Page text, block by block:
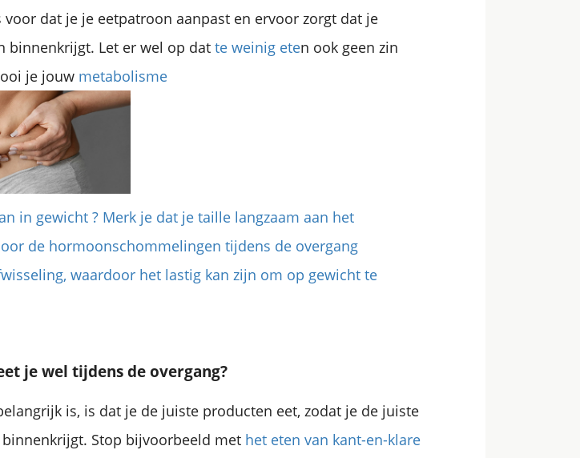
voor dat je je eetpatroon aanpast en ervoor zorgt dat je
binnenkrijgt. Let er wel op dat te weinig eten ook geen zin
je jouw metabolisme
in gewicht ? Merk je dat je taille langzaam aan het
de hormoonschommelingen tijdens de overgang
waardoor het lastig kan zijn om op gewicht te
je wel tijdens de overgang?
is, is dat je de juiste producten eet, zodat je de juiste
Stop bijvoorbeeld met het eten van kant-en-klare